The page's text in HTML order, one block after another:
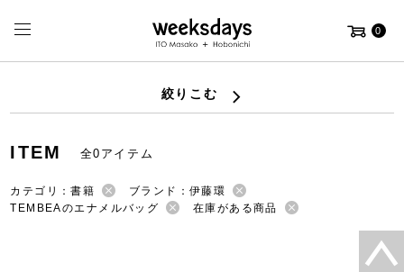
0
絞りこむ
ITEM 全0アイテム
カテゴリ：書籍
ブランド：伊藤環
TEMBEAのエナメルバッグ
在庫がある商品